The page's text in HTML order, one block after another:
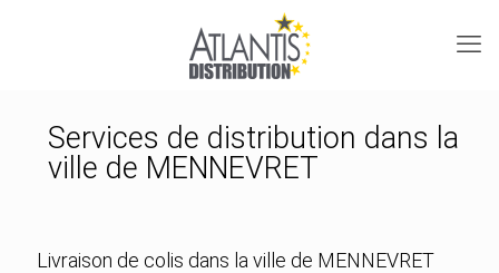
Services de distribution dans la
ville de MENNEVRET
Livraison de colis dans la ville de MENNEVRET